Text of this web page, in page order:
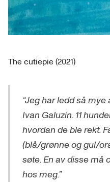
The cutiepie (2021)
“Jeg har ledd så mye
Ivan Galuzin. 11
hvordan de ble rekt.
(blå/grønne og gul/
søte. En av disse må
hos meg.”